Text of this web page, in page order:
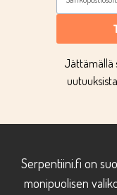
Jättämällä
Serpentiini.fi on
monipuolisen